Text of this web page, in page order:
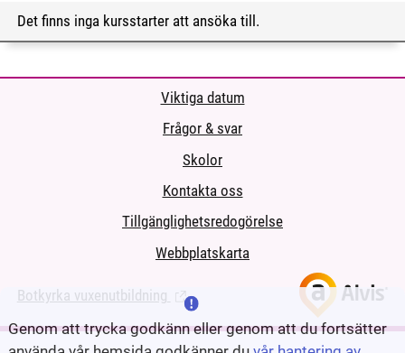
Det finns inga kursstarter att ansöka till.
Viktiga datum
Frågor & svar
Skolor
Kontakta oss
Tillgänglighetsredogörelse
Webbplatskarta
Botkyrka vuxenutbildning (Länk till extern sida.)
Genom att trycka godkänn eller genom att du fortsätter